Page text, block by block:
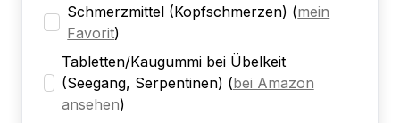
Schmerzmittel (Kopfschmerzen) (mein
Favorit)
Tabletten/Kaugummi bei Übelkeit
(Seegang, Serpentinen) (bei Amazon
ansehen)